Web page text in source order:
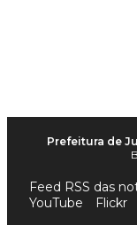
Prefeitura de
Feed RSS das
YouTube
Flickr